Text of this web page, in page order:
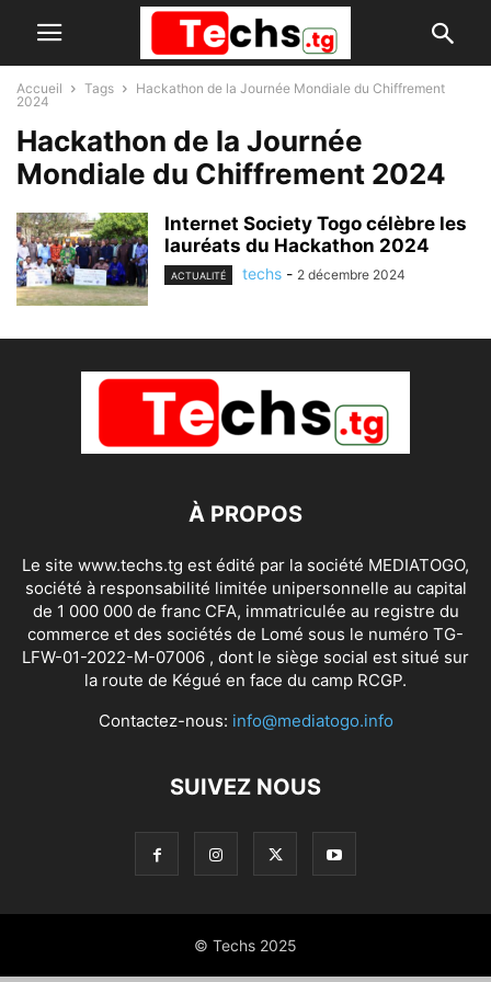
Accueil Tags
Hackathon de la Journée Mondiale du Chiffrement
2024
Hackathon de la Journée
Mondiale du Chiffrement 2024
Internet Society Togo célèbre les
lauréats du Hackathon 2024
ACTUALITÉ techs - 2 décembre 2024
À PROPOS
Le site www.techs.tg est édité par la société MEDIATOGO,
société à responsabilité limitée unipersonnelle au capital
de 1 000 000 de franc CFA, immatriculée au registre du
commerce et des sociétés de Lomé sous le numéro TG-
LFW-01-2022-M-07006 , dont le siège social est situé sur
la route de Kégué en face du camp RCGP.
Contactez-nous: info@mediatogo.info
SUIVEZ NOUS
© Techs 2025